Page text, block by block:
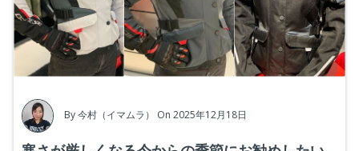
By今村（イマムラ） On 2025年12月18日